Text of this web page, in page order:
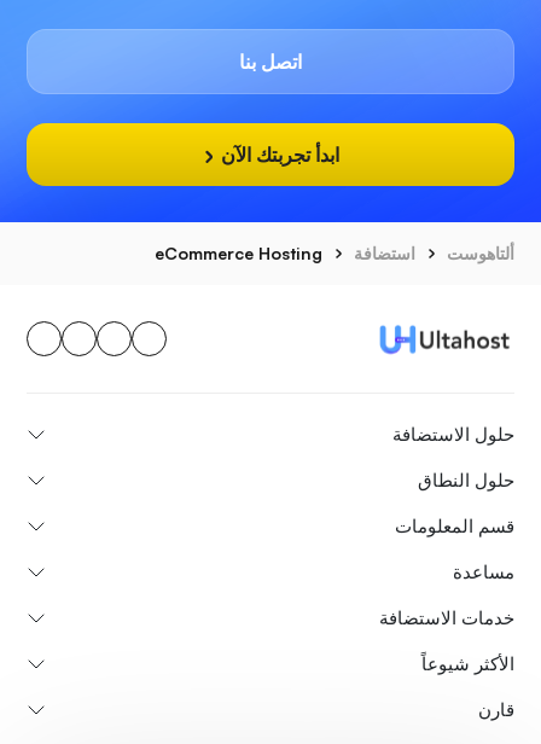
اتصل بنا
ابدأ تجربتك الآن
ألتاهوست استضافة eCommerce Hosting
حلول الاستضافة
حلول النطاق
قسم المعلومات
مساعدة
خدمات الاستضافة
الأكثر شيوعاً
قارن